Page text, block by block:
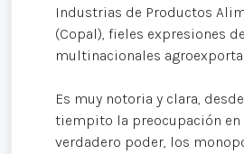
Industrias de Productos
(Copal), fieles expresiones
multinacionales
Es muy notoria y clara,
tiempito la preocupación en
verdadero poder, los